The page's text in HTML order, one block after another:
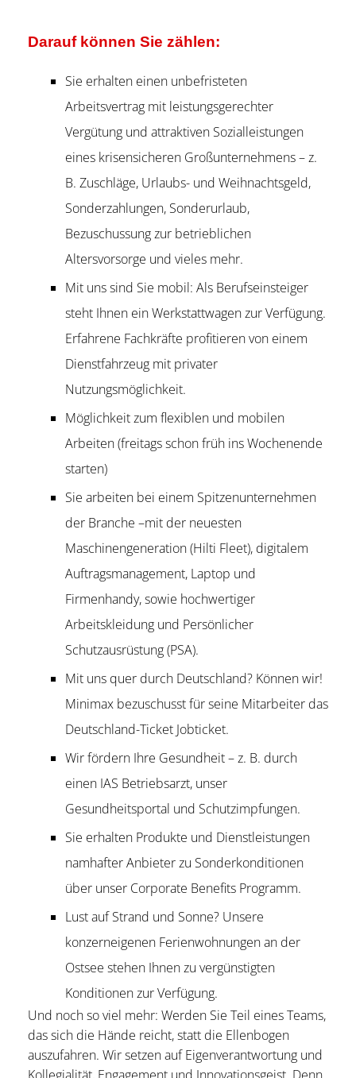
Darauf können Sie zählen:
Sie erhalten einen unbefristeten
Arbeitsvertrag mit leistungsgerechter
Vergütung und attraktiven Sozialleistungen
eines krisensicheren Großunternehmens – z.
B. Zuschläge, Urlaubs- und Weihnachtsgeld,
Sonderzahlungen, Sonderurlaub,
Bezuschussung zur betrieblichen
Altersvorsorge und vieles mehr.
Mit uns sind Sie mobil: Als Berufseinsteiger
steht Ihnen ein Werkstattwagen zur Verfügung.
Erfahrene Fachkräfte profitieren von einem
Dienstfahrzeug mit privater
Nutzungsmöglichkeit.
Möglichkeit zum flexiblen und mobilen
Arbeiten (freitags schon früh ins Wochenende
starten)
Sie arbeiten bei einem Spitzenunternehmen
der Branche –mit der neuesten
Maschinengeneration (Hilti Fleet), digitalem
Auftragsmanagement, Laptop und
Firmenhandy, sowie hochwertiger
Arbeitskleidung und Persönlicher
Schutzausrüstung (PSA).
Mit uns quer durch Deutschland? Können wir!
Minimax bezuschusst für seine Mitarbeiter das
Deutschland-Ticket Jobticket.
Wir fördern Ihre Gesundheit – z. B. durch
einen IAS Betriebsarzt, unser
Gesundheitsportal und Schutzimpfungen.
Sie erhalten Produkte und Dienstleistungen
namhafter Anbieter zu Sonderkonditionen
über unser Corporate Benefits Programm.
Lust auf Strand und Sonne? Unsere
konzerneigenen Ferienwohnungen an der
Ostsee stehen Ihnen zu vergünstigten
Konditionen zur Verfügung.
Und noch so viel mehr: Werden Sie Teil eines Teams,
das sich die Hände reicht, statt die Ellenbogen
auszufahren. Wir setzen auf Eigenverantwortung und